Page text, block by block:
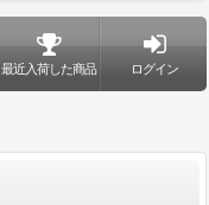
最近入荷した商品 ログイン